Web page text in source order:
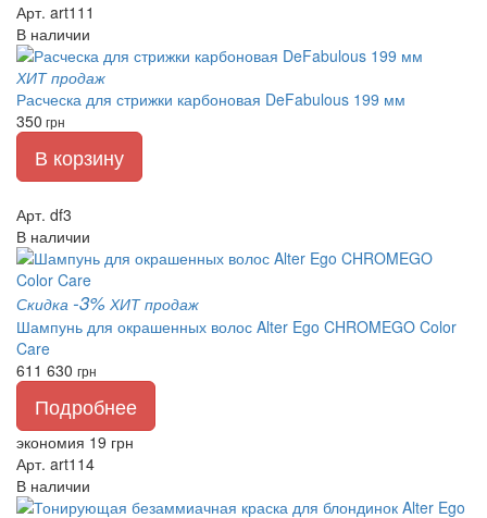
Арт. art111
В наличии
ХИТ продаж
Расческа для стрижки карбоновая DeFabulous 199 мм
350 грн
В корзину
Арт. df3
В наличии
Скидка -3% ХИТ продаж
Шампунь для окрашенных волос Alter Ego CHROMEGO Color
Care
611 630 грн
Подробнее
экономия 19 грн
Арт. art114
В наличии